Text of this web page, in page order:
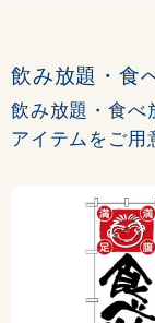
飲み放題・食
飲み放題・食べ
アイテムをご用